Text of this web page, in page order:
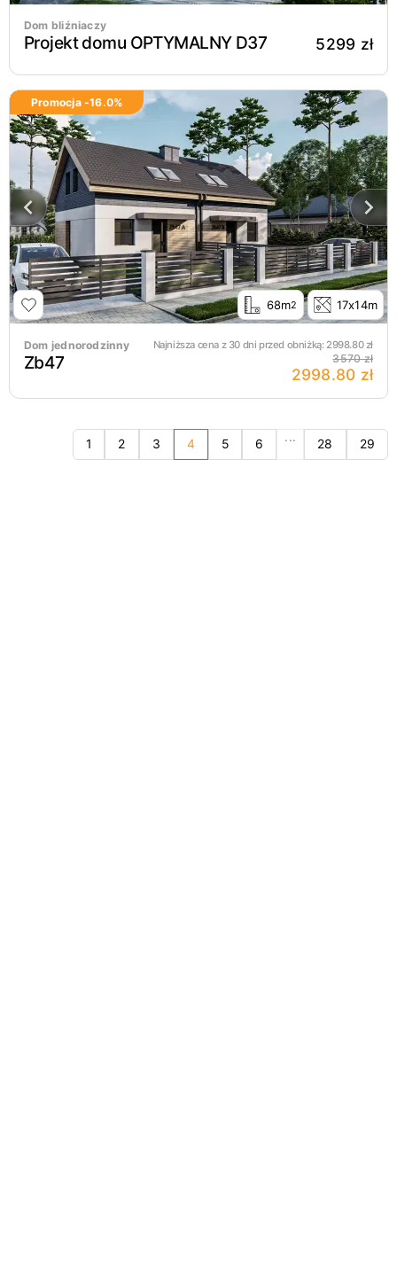
Dom bliźniaczy
Projekt domu OPTYMALNY D37 5299 zł
Promocja -16.0%
68m2 17x14m
Dom jednorodzinny Najniższa cena z 30 dni przed obniżką: 2998.80zł
Zb47 3570 zł
2998.80 zł
1 2 3 4 5 6 ... 28 29